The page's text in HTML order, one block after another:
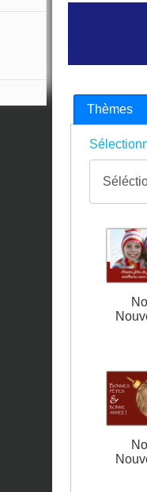
Thèmes